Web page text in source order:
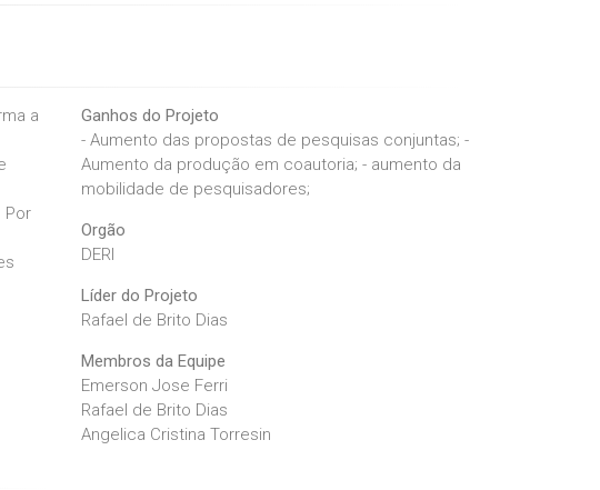
a
Por
Ganhos do Projeto
- Aumento das propostas de pesquisas conjuntas; -
Aumento da produção em coautoria; - aumento da
mobilidade de pesquisadores;
Orgão
DERI
Líder do Projeto
Rafael de Brito Dias
Membros da Equipe
Emerson Jose Ferri
Rafael de Brito Dias
Angelica Cristina Torresin